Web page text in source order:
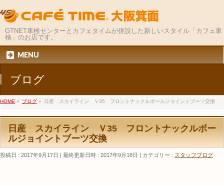
GTNET車検センターとカフェタイムが併設した新しいスタイル「カフェ車
検」のお店です。
MENU
ブログ
HOME » ブログ » 日産 スカイライン Ｖ35 フロントナックルボールジョイントブーツ交換
日産 スカイライン Ｖ35 フロントナックルボー
ルジョイントブーツ交換
投稿日 : 2017年9月17日 最終更新日時 : 2017年9月18日 カテゴリー : スタッフブログ